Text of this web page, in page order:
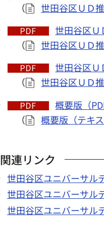
（
世田谷区ＵＤ
世田谷区Ｕ
（
世田谷区ＵＤ
世田谷区Ｕ
（
世田谷区ＵＤ
概要版（
（
概要版（テキス
関連リンク
世田谷区ユニバーサル
世田谷区ユニバーサル
世田谷区ユニバーサル